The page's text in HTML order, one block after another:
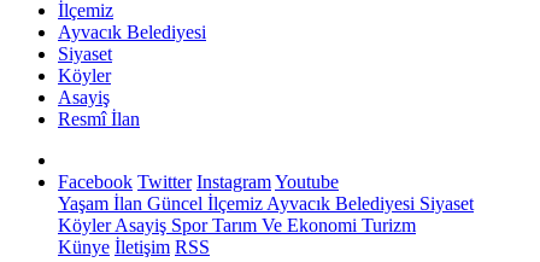
İlçemiz
Ayvacık Belediyesi
Siyaset
Köyler
Asayiş
Resmî İlan
Facebook Twitter InstagramYoutube
Yaşam İlan Güncel İlçemiz Ayvacık Belediyesi Siyaset
KöylerAsayiş SporTarım Ve Ekonomi Turizm
Künye İletişim RSS